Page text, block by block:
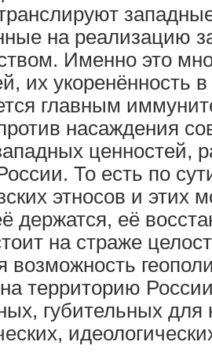
на реализацию
Именно это
их укоренённость
главным
насаждения
ценностей,
То есть по
этносов и этих
держатся, её
на страже
возможность
территорию
губительных для